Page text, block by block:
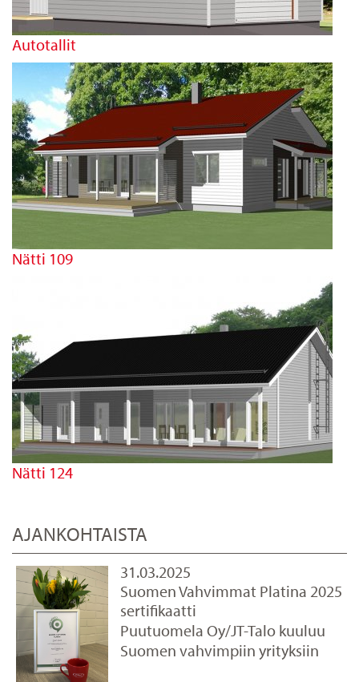
Autotallit
Nätti 109
Nätti 124
AJANKOHTAISTA
31.03.2025
Suomen Vahvimmat Platina 2025
sertifikaatti
Puutuomela Oy/JT-Talo kuuluu
Suomen vahvimpiin yrityksiin